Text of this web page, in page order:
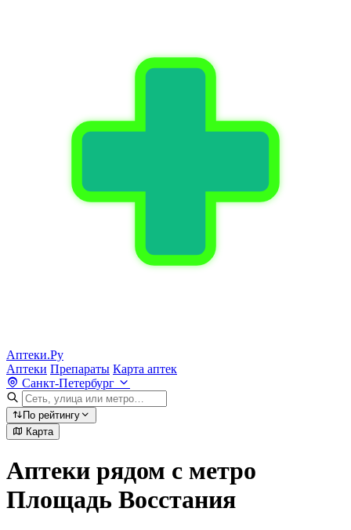
Аптеки.Ру
Аптеки Препараты Карта аптек
Санкт-Петербург
По рейтингу
Карта
Аптеки рядом с метро
Площадь Восстания